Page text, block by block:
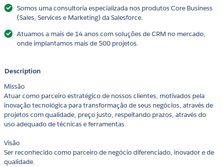
Somos uma consultoria especializada nos produtos Core Business
(Sales, Services e Marketing) da Salesforce.
Atuamos a mais de 14 anos com soluções de CRM no mercado,
onde implantamos mais de 500 projetos.
Description
Missão
Atuar como parceiro estratégico de nossos clientes, motivados pela
inovação tecnológica para transformação de seus negócios, através de
projetos com qualidade, preço justo, respeitando prazos, através do
uso adequado de técnicas e ferramentas.
Visão
Ser reconhecido como parceiro de negócio diferenciado, inovador e de
qualidade.